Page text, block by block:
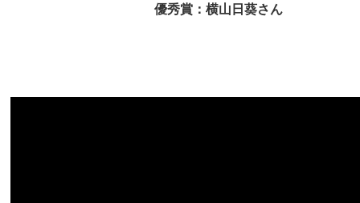
優秀賞：横山日葵さん